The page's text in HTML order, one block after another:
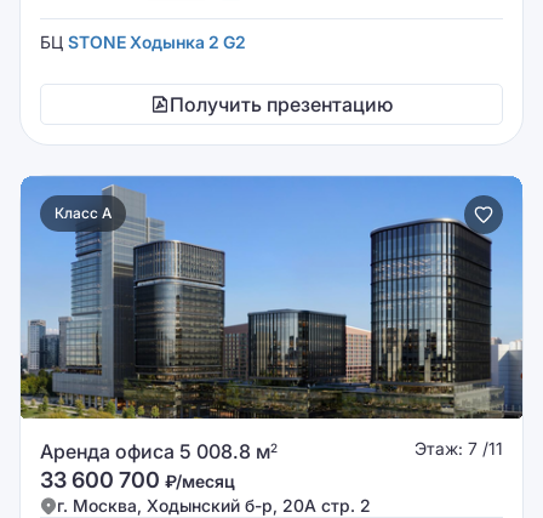
БЦ STONE Ходынка 2 G2
Получить презентацию
Класс A
Аренда офиса 5 008.8 м2 Этаж: 7 /11
33 600 700 ₽/месяц
г. Москва, Ходынский б-р, 20А стр. 2